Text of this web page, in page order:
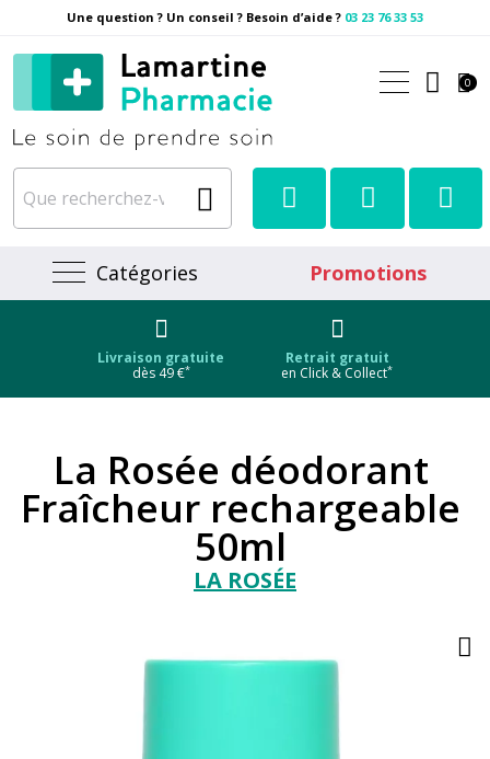
Une question ? Un conseil ? Besoin d’aide ? 03 23 76 33 53
Pharmacie Lamartine
0
Catégories Promotions
Livraison gratuite
dès 49 €*
Retrait gratuit
en Click & Collect*
La Rosée déodorant
Fraîcheur rechargeable
50ml
LA ROSÉE